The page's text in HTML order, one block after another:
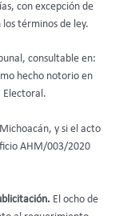
con excepción de
los términos de ley.
consultable en:
hecho notorio en
Electoral.
y si el acto
AHM/003/2020
El ocho de